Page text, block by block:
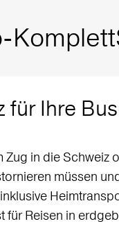
für Ihre
in die
müssen
für Reisen in